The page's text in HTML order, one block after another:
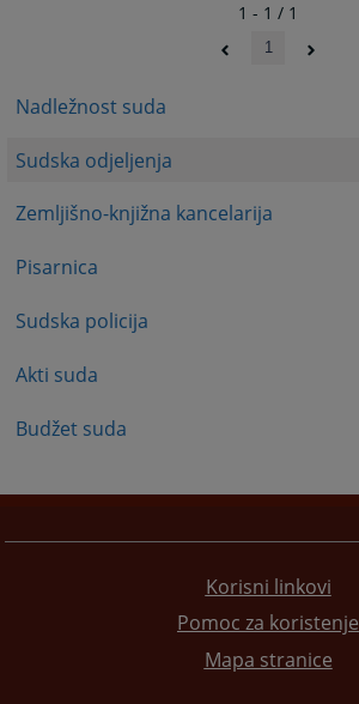
Nadležnost suda
Sudska odjeljenja
Zemljišno-knjižna kancelarija
Pisarnica
Sudska policija
Akti suda
Budžet suda
1 - 1 / 1
1
Korisni linkovi
Pomoc za koristenje
Mapa stranice